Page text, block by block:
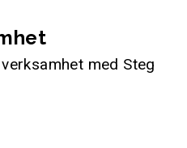
med Steg